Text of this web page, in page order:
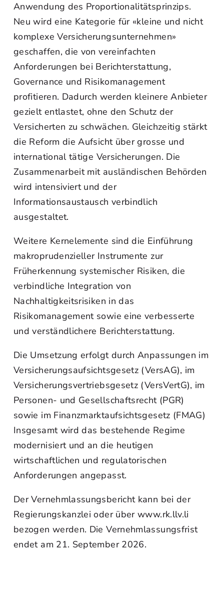
Anwendung des Proportionalitätsprinzips.
Neu wird eine Kategorie für «kleine und nicht
komplexe Versicherungsunternehmen»
geschaffen, die von vereinfachten
Anforderungen bei Berichterstattung,
Governance und Risikomanagement
profitieren. Dadurch werden kleinere Anbieter
gezielt entlastet, ohne den Schutz der
Versicherten zu schwächen. Gleichzeitig stärkt
die Reform die Aufsicht über grosse und
international tätige Versicherungen. Die
Zusammenarbeit mit ausländischen Behörden
wird intensiviert und der
Informationsaustausch verbindlich
ausgestaltet.
Weitere Kernelemente sind die Einführung
makroprudenzieller Instrumente zur
Früherkennung systemischer Risiken, die
verbindliche Integration von
Nachhaltigkeitsrisiken in das
Risikomanagement sowie eine verbesserte
und verständlichere Berichterstattung.
Die Umsetzung erfolgt durch Anpassungen im
Versicherungsaufsichtsgesetz (VersAG), im
Versicherungsvertriebsgesetz (VersVertG), im
Personen- und Gesellschaftsrecht (PGR)
sowie im Finanzmarktaufsichtsgesetz (FMAG)
Insgesamt wird das bestehende Regime
modernisiert und an die heutigen
wirtschaftlichen und regulatorischen
Anforderungen angepasst.
Der Vernehmlassungsbericht kann bei der
Regierungskanzlei oder über www.rk.llv.li
bezogen werden. Die Vernehmlassungsfrist
endet am 21. September 2026.